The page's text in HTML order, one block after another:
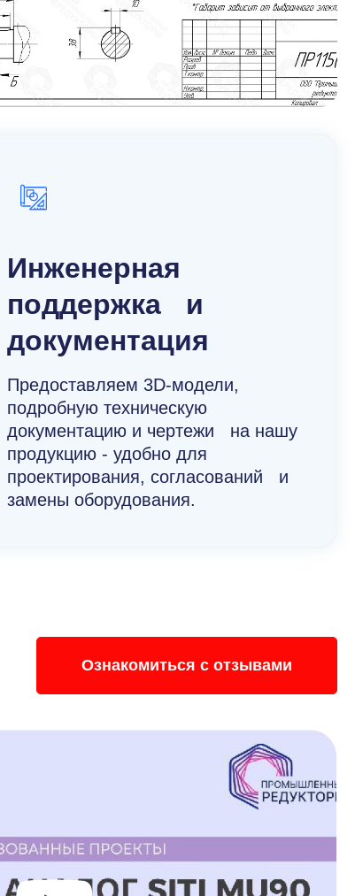
Инженерная
поддержка и
документация
Предоставляем 3D-модели,
подробную техническую
документацию и чертежи на нашу
продукцию - удобно для
проектирования, согласований и
замены оборудования.
Ознакомиться с отзывами